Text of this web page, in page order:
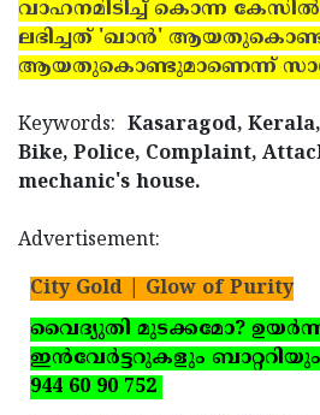
വാഹനമിടിച്ച് കൊന്ന
ലഭിച്ചത് 'ഖാന്‍'
ആയതുകൊണ്ടുമാണെന്ന്
Keywords: Kasaragod,
Bike, Police, Complaint,
mechanic's house.
Advertisement:
City Gold | Glow of Purity
വൈദ്യുതി മുടക്കമോ?
ഇന്‍വേര്‍ട്ടറുകളും
944 60 90 752